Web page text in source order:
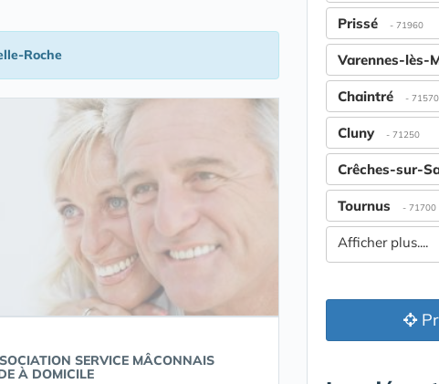
Roche
SERVICE MÂCONNAIS
À DOMICILE
Prissé - 71960
Varennes-lès-
Chaintré - 71570
Cluny - 71250
Crêches-sur-
Tournus - 71700
Afficher plus....